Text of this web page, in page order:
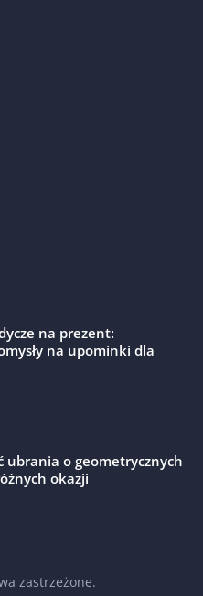
na prezent:
na upominki dla
ubrania o geometrycznych
okazji
zastrzeżone.